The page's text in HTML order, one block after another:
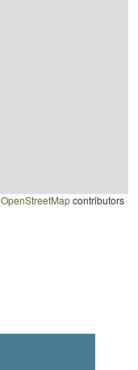
OpenStreetMapcontributors